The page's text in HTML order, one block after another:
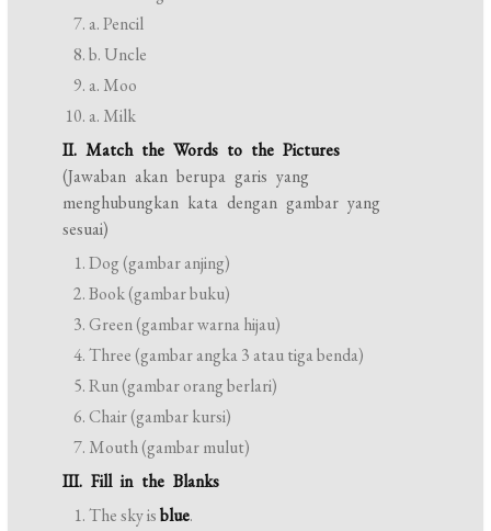
a. Pencil
b. Uncle
a. Moo
a. Milk
II. Match the Words to the Pictures
(Jawaban akan berupa garis yang
menghubungkan kata dengan gambar yang
sesuai)
Dog (gambar anjing)
Book (gambar buku)
Green (gambar warna hijau)
Three (gambar angka 3 atau tiga benda)
Run (gambar orang berlari)
Chair (gambar kursi)
Mouth (gambar mulut)
III. Fill in the Blanks
The sky isblue.